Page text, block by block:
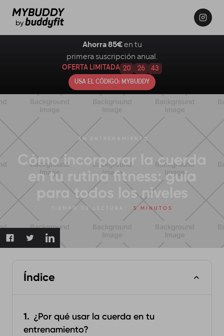
EN ENTRENAMIENTO
Cómo incorporar la cuerda
en tu rutina fitness: guía
para todos los niveles
TIEMPO DE LECTURA: 5 MINUTOS
Índice
¿Por qué usar la cuerda en tu
entrenamiento?
Ahorra 85€ en tu
primera suscripción anual.
OFERTA LIMITADA 20 26 42
USA EL CÓDIGO: MYBUDDY